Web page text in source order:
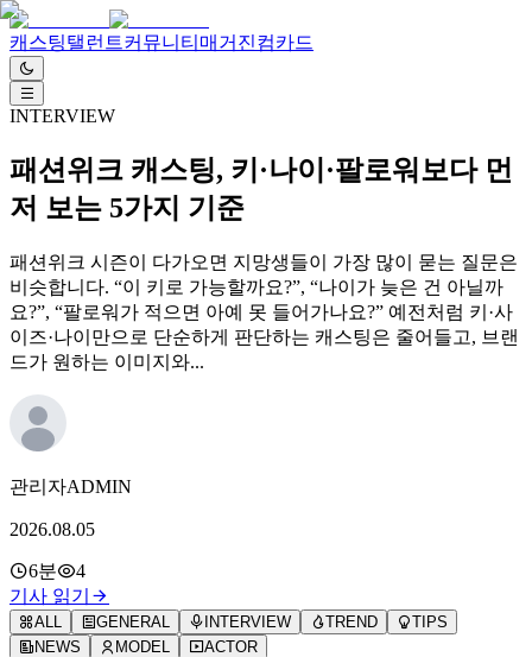
캐스팅탤런트커뮤니티 매거진컴카드
INTERVIEW
패션위크 캐스팅, 키·나이·팔로워보다 먼
저 보는 5가지 기준
패션위크 시즌이 다가오면 지망생들이 가장 많이 묻는 질문은
비슷합니다. “이 키로 가능할까요?”, “나이가 늦은 건 아닐까
요?”, “팔로워가 적으면 아예 못 들어가나요?” 예전처럼 키·사
이즈·나이만으로 단순하게 판단하는 캐스팅은 줄어들고, 브랜
드가 원하는 이미지와...
관리자ADMIN
2026.08.05
6분
4
기사 읽기
ALL GENERAL INTERVIEW TREND
TIPS
NEWS
MODEL
ACTOR